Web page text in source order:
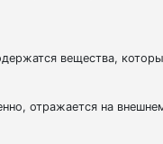
вещества,
отражается на